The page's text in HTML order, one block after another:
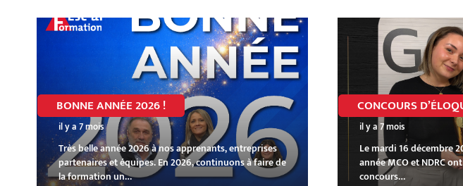
BONNE ANNÉE 2026 !
il y a 7 mois
Très belle année 2026 à nos apprenants, entreprises
partenaires et équipes. En 2026, continuons à faire de
la formation un…
CONCOURS
il y a 7 mois
Le mardi 16 décembre
année MCO et NDRC
concours…